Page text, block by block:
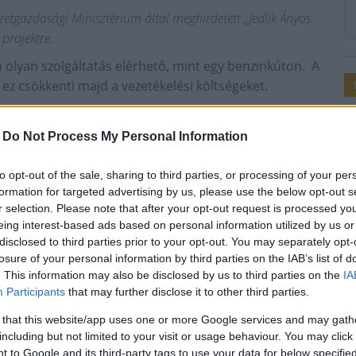
Do Not Process My Personal Information
opt-out of the sale, sharing to third parties, or processing of your
for targeted advertising by us, please use the below opt-out
selection. Please note that after your opt-out request is processed
interest-based ads based on personal information utilized by us
to third parties prior to your opt-out. You may separately
of your personal information by third parties on the IAB’s list of
This information may also be disclosed by us to third parties on the
Participants that may further disclose it to other third parties.
that this website/app uses one or more Google services and may
but not limited to your visit or usage behaviour. You may
to Google and its third-party tags to use your data for below
Minisztérium által meghirdetett „Jedlik Ányos
szolgáltatás elérhető, mint egy benzinkúton. A
csökkenti majd a vezetékelési költségeket.
300-350 km-t tudnak megtenni. Ha a tulajdonos
egy egész éjszakán át töltenie kell, ezen az
állhat a kocsi.
az a céljuk, hogy egy országos hálózat
elektromos személygépkocsik száma. A beruházás
forint önrészt vállalt az önkormányzat.
töltőtelepítés